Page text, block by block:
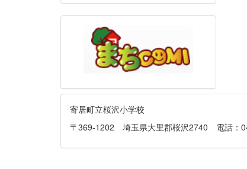
寄居町立桜沢小学校
〒369-1202 埼玉県大里郡桜沢2740 電話：